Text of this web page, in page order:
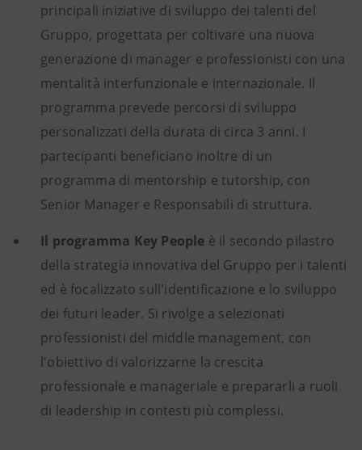
principali iniziative di sviluppo dei talenti del
Gruppo, progettata per coltivare una nuova
generazione di manager e professionisti con una
mentalità interfunzionale e internazionale. Il
programma prevede percorsi di sviluppo
personalizzati della durata di circa 3 anni. I
partecipanti beneficiano inoltre di un
programma di mentorship e tutorship, con
Senior Manager e Responsabili di struttura.
Il programma Key People è il secondo pilastro
della strategia innovativa del Gruppo per i talenti
ed è focalizzato sull'identificazione e lo sviluppo
dei futuri leader. Si rivolge a selezionati
professionisti del middle management, con
l'obiettivo di valorizzarne la crescita
professionale e manageriale e prepararli a ruoli
di leadership in contesti più complessi.